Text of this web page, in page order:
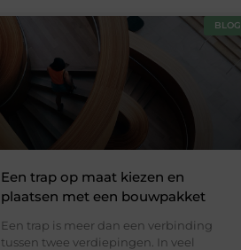
BLOG
Een trap op maat kiezen en
plaatsen met een bouwpakket
Een trap is meer dan een verbinding
tussen twee verdiepingen. In veel